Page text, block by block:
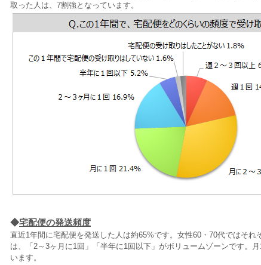
取った人は、7割強となっています。
◆宅配便の発送頻度
直近1年間に宅配便を発送した人は約65%です。女性60・70代ではそれ
は、「2～3ヶ月に1回」「半年に1回以下」がボリュームゾーンです。
います。